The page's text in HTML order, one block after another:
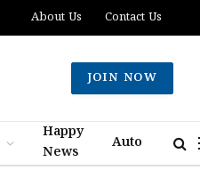
About Us Contact Us
JOIN NOW
Happy
News
Auto